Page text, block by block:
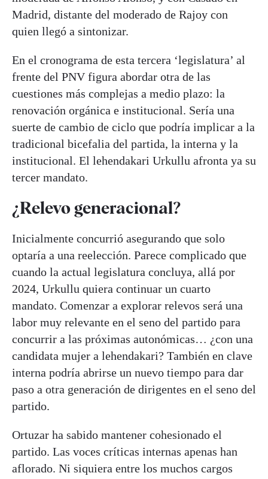
Madrid, distante del moderado de Rajoy con
quien llegó a sintonizar.
En el cronograma de esta tercera ‘legislatura’ al
frente del PNV figura abordar otra de las
cuestiones más complejas a medio plazo: la
renovación orgánica e institucional. Sería una
suerte de cambio de ciclo que podría implicar a la
tradicional bicefalia del partida, la interna y la
institucional. El lehendakari Urkullu afronta ya su
tercer mandato.
¿Relevo generacional?
Inicialmente concurrió asegurando que solo
optaría a una reelección. Parece complicado que
cuando la actual legislatura concluya, allá por
2024, Urkullu quiera continuar un cuarto
mandato. Comenzar a explorar relevos será una
labor muy relevante en el seno del partido para
concurrir a las próximas autonómicas… ¿con una
candidata mujer a lehendakari? También en clave
interna podría abrirse un nuevo tiempo para dar
paso a otra generación de dirigentes en el seno del
partido.
Ortuzar ha sabido mantener cohesionado el
partido. Las voces críticas internas apenas han
aflorado. Ni siquiera entre los muchos cargos